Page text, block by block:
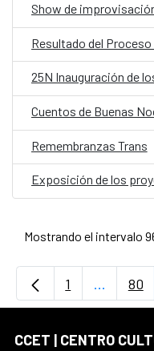
Show de
Resultado del
25N Inauguración de
Cuentos de Buenas
Remembranzas Trans
Mostrando el intervalo
Página
1 ...Páginas
80
CCET | CENTRO